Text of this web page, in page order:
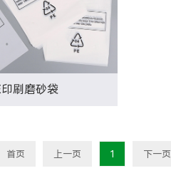
印刷磨砂袋
首页 上一页 1 下一页